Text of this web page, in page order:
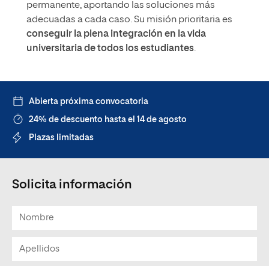
permanente, aportando las soluciones más
adecuadas a cada caso. Su misión prioritaria es
conseguir la plena integración en la vida
universitaria de todos los estudiantes.
Abierta próxima convocatoria
24% de descuento hasta el 14 de agosto
Plazas limitadas
Solicita información